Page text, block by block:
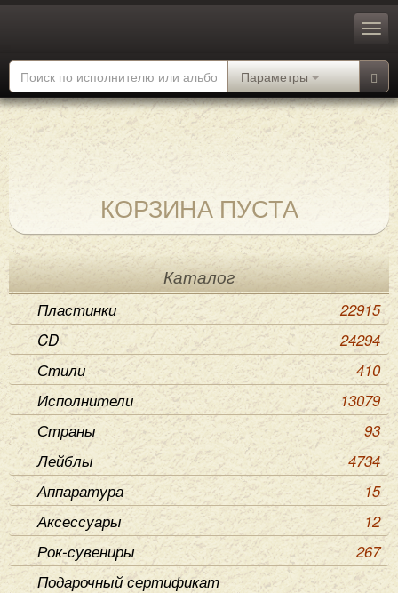
Параметры
КОРЗИНА ПУСТА
Каталог
Пластинки
22915
CD
24294
Стили
410
Исполнители
13079
Страны
93
Лейблы
4734
Аппаратура
15
Аксессуары
12
Рок-сувениры
267
Подарочный сертификат